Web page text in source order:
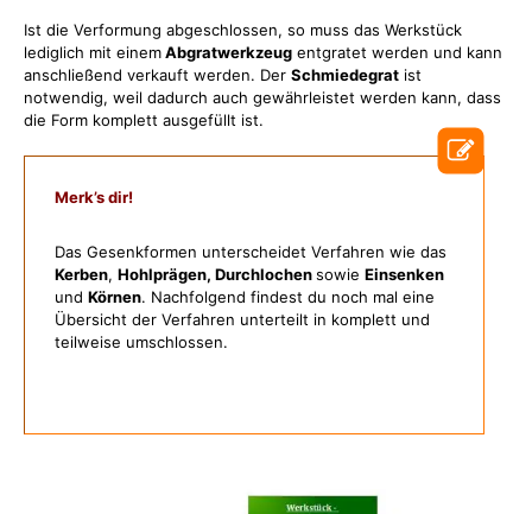
Ist die Verformung abgeschlossen, so muss das Werkstück
lediglich mit einemAbgratwerkzeug entgratet werden und kann
anschließend verkauft werden. Der Schmiedegrat ist
notwendig, weil dadurch auch gewährleistet werden kann, dass
die Form komplett ausgefüllt ist.
Merk’s dir!
Das Gesenkformen unterscheidet Verfahren wie das
Kerben, Hohlprägen, Durchlochensowie Einsenken
und Körnen. Nachfolgend findest du noch mal eine
Übersicht der Verfahren unterteilt in komplett und
teilweise umschlossen.